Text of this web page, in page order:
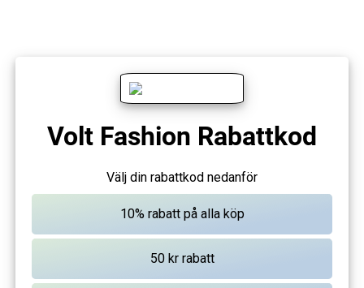
Volt Fashion Rabattkod
Välj din rabattkod nedanför